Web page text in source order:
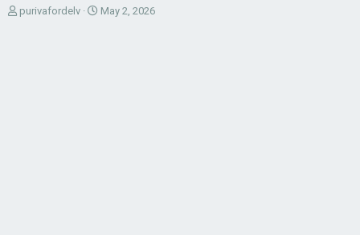
T
purivafordelv
S
May 2, 2026